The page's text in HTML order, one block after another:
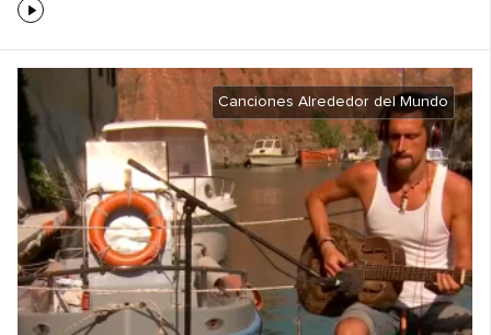
Canciones Alrededor del Mundo